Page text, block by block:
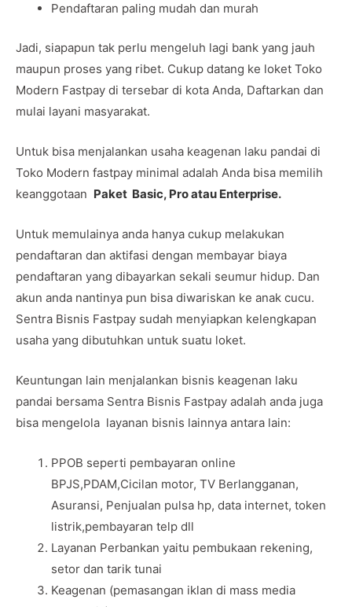
Pendaftaran paling mudah dan murah
Jadi, siapapun tak perlu mengeluh lagi bank yang jauh
maupun proses yang ribet. Cukup datang ke loket Toko
Modern Fastpay di tersebar di kota Anda, Daftarkan dan
mulai layani masyarakat.
Untuk bisa menjalankan usaha keagenan laku pandai di
Toko Modern fastpay minimal adalah Anda bisa memilih
keanggotaan Paket Basic, Pro atau Enterprise.
Untuk memulainya anda hanya cukup melakukan
pendaftaran dan aktifasi dengan membayar biaya
pendaftaran yang dibayarkan sekali seumur hidup. Dan
akun anda nantinya pun bisa diwariskan ke anak cucu.
Sentra Bisnis Fastpay sudah menyiapkan kelengkapan
usaha yang dibutuhkan untuk suatu loket.
Keuntungan lain menjalankan bisnis keagenan laku
pandai bersama Sentra Bisnis Fastpay adalah anda juga
bisa mengelola layanan bisnis lainnya antara lain:
PPOB seperti pembayaran online
BPJS,PDAM,Cicilan motor, TV Berlangganan,
Asuransi, Penjualan pulsa hp, data internet, token
listrik,pembayaran telp dll
Layanan Perbankan yaitu pembukaan rekening,
setor dan tarik tunai
Keagenan (pemasangan iklan di mass media